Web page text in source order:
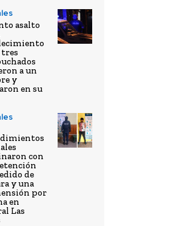
asalto
a un
y
en su
con
de
y una
por
en
Las